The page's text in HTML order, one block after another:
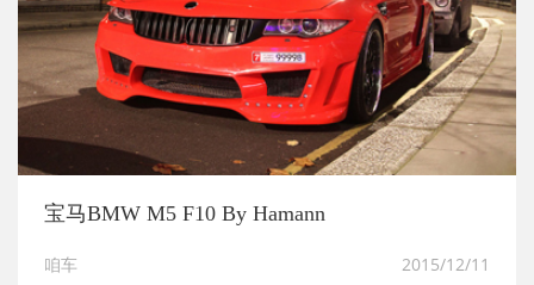
宝马BMW M5 F10 By Hamann
咱车 2015/12/11